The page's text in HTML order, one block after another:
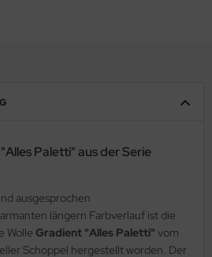
Paletti" aus der Serie
ausgesprochen
längern Farbverlauf ist die
Wolle Gradient "Alles Paletti" vom
Schoppel hergestellt worden. Der